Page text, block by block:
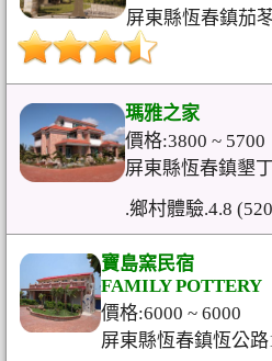
屏東縣恆春鎮茄
瑪雅之家
價格:3800 ~ 5700
屏東縣恆春鎮墾
.鄉村體驗.4.8
寶島窯民宿
FAMILY POTTERY
價格:6000 ~ 6000
屏東縣恆春鎮恆公